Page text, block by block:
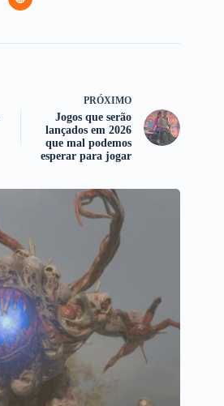
PRÓXIMO
Jogos que serão
lançados em 2026
que mal podemos
esperar para jogar